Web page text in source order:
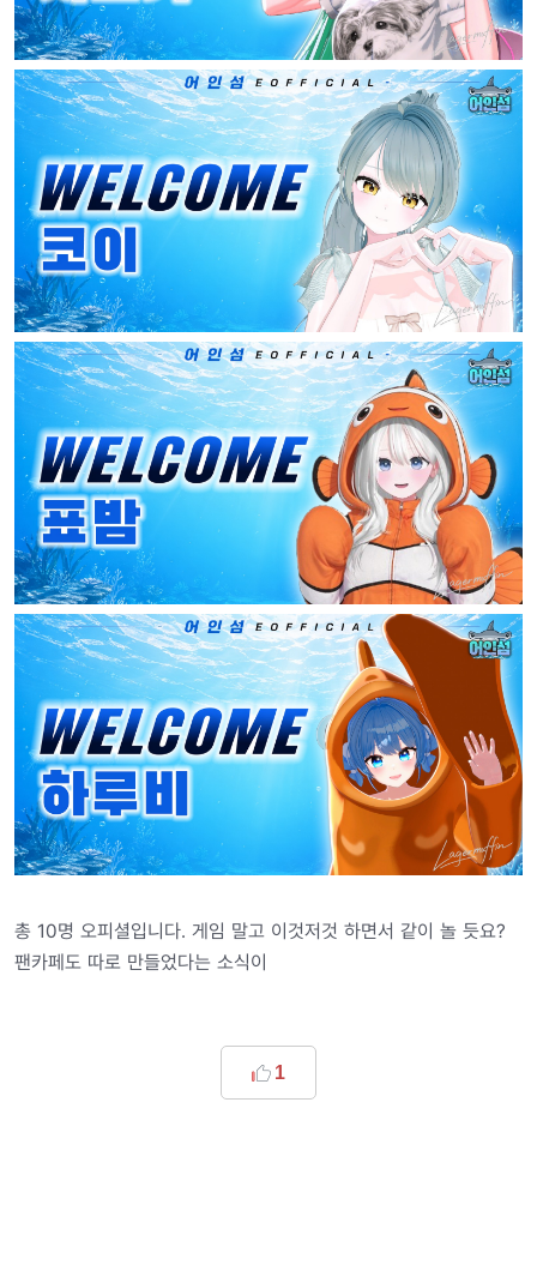
총 10명 오피셜입니다. 게임 말고 이것저것 하면서 같이 놀 듯요?
팬카페도 따로 만들었다는 소식이
1